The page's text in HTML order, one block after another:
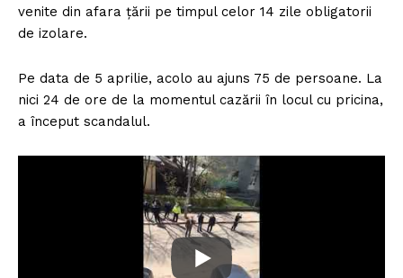
venite din afara țării pe timpul celor 14 zile obligatorii
de izolare.
Pe data de 5 aprilie, acolo au ajuns 75 de persoane. La
nici 24 de ore de la momentul cazării în locul cu pricina,
a început scandalul.